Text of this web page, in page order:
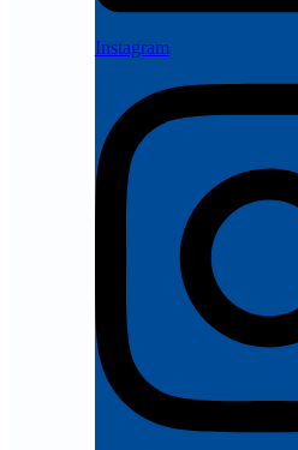
Instagram